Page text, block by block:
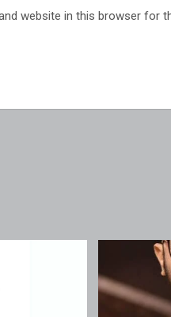
website in this browser for